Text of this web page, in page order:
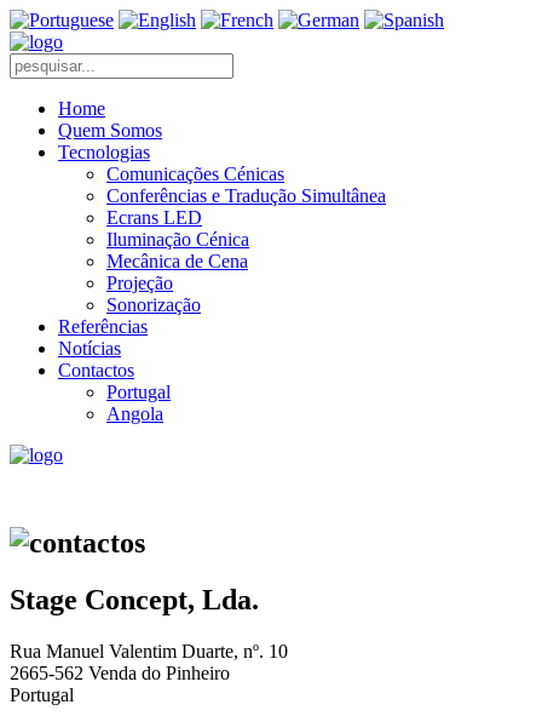
Home
Quem Somos
Tecnologias
Comunicações Cénicas
Conferências e Tradução Simultânea
Ecrans LED
Iluminação Cénica
Mecânica de Cena
Projeção
Sonorização
Referências
Notícias
Contactos
Portugal
Angola
Stage Concept, Lda.
Rua Manuel Valentim Duarte, nº. 10
2665-562 Venda do Pinheiro
Portugal